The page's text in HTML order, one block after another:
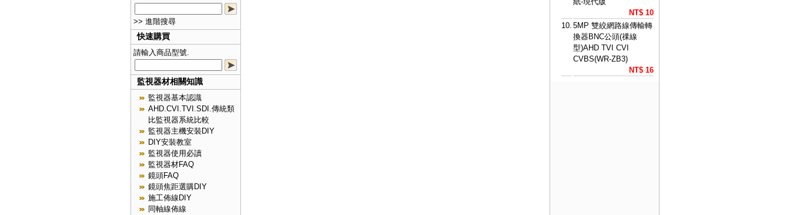
>> 進階搜尋
快速購買
請輸入商品型號.
監視器材相關知識
監視器基本認識
AHD.CVI.TVI.SDI.傳統類
比監視器系統比較
監視器主機安裝DIY
DIY安裝教室
監視器使用必讀
監視器材FAQ
鏡頭FAQ
鏡頭焦距選購DIY
施工佈線DIY
同軸線佈線
NT$ 10
10. 5MP 雙絞網路線傳輸轉
換器BNC公頭(祼線
型)AHD TVI CVI
CVBS(WR-ZB3)
NT$ 16